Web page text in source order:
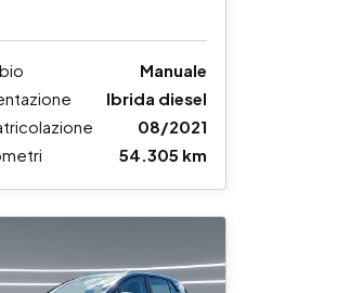
Manuale
Ibrida diesel
08/2021
54.305 km